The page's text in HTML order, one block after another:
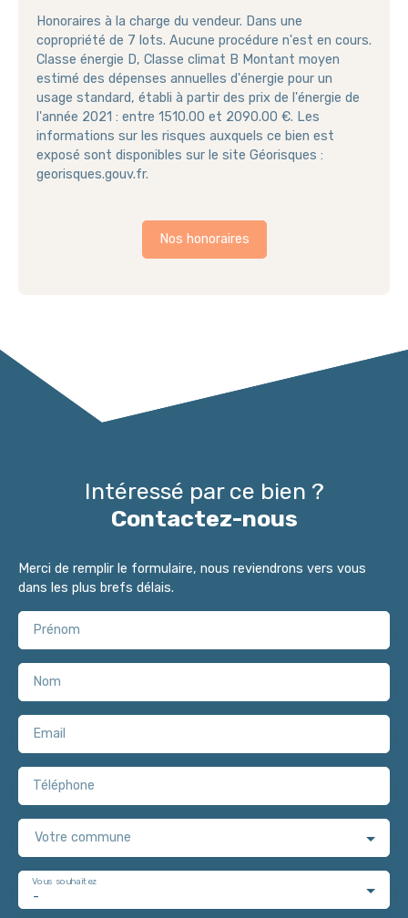
Honoraires à la charge du vendeur. Dans une
copropriété de 7 lots. Aucune procédure n'est en cours.
Classe énergie D, Classe climat B Montant moyen
estimé des dépenses annuelles d'énergie pour un
usage standard, établi à partir des prix de l'énergie de
l'année 2021 : entre 1510.00 et 2090.00 €. Les
informations sur les risques auxquels ce bien est
exposé sont disponibles sur le site Géorisques :
georisques.gouv.fr.
Nos honoraires
Intéressé par ce bien ?
Contactez-nous
Merci de remplir le formulaire, nous reviendrons vers vous
dans les plus brefs délais.
Prénom
Nom
Email
Téléphone
Votre commune
-
Vous souhaitez